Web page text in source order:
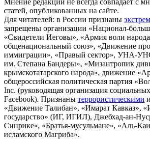
Мнение редакции не всегда совпадает с
статей, опубликованных на сайте.
Для читателей: в России признаны
запрещены организации «Национал-
«Свидетели Иеговы», «Армия воли
общенациональный союз», «Движение
иммиграции», «Правый сектор», УНА-
им. Степана Бандеры», «Мизантропик
крымскотатарского народа», движение
общероссийская политическая партия
Inc. (руководящая организация
Facebook). Признаны террористическими
«Движение Талибан», «Имарат Кавказ»,
государство» (ИГ, ИГИЛ), Джебхад-ан-
Синрике», «Братья-мусульмане», «Аль-
исламского Магриба».